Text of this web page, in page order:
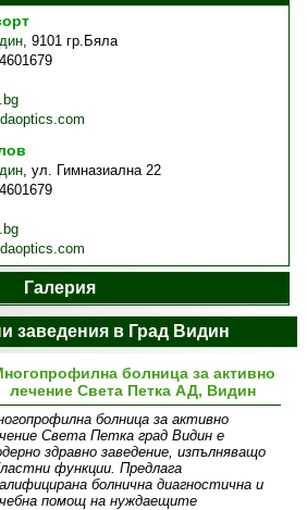
,9101 гр.Бяла
,ул. Гимназиална 22
Галерия
заведения в Град Видин
болница за активно
лечение Света Петка АД, Видин
болница за активно
Света Петка град Видин е
здравно заведение, изпълняващо
функции. Предлага
болнична диагностична и
помощ на нуждаещите